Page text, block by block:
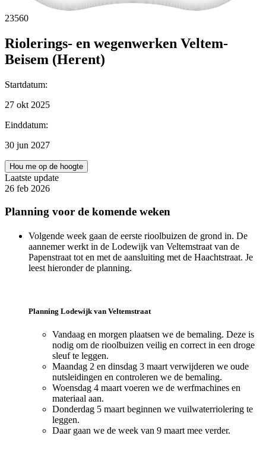
23560
Riolerings- en wegenwerken Veltem-
Beisem (Herent)
Startdatum:
27 okt 2025
Einddatum:
30 jun 2027
Hou me op de hoogte
Laatste update
26 feb 2026
Planning voor de komende weken
Volgende week gaan de eerste rioolbuizen de grond in. De
aannemer werkt in de Lodewijk van Veltemstraat van de
Papenstraat tot en met de aansluiting met de Haachtstraat. Je
leest hieronder de planning.
Planning Lodewijk van Veltemstraat
Vandaag en morgen plaatsen we de bemaling. Deze is
nodig om de rioolbuizen veilig en correct in een droge
sleuf te leggen.
Maandag 2 en dinsdag 3 maart verwijderen we oude
nutsleidingen en controleren we de bemaling.
Woensdag 4 maart voeren we de werfmachines en
materiaal aan.
Donderdag 5 maart beginnen we vuilwaterriolering te
leggen.
Daar gaan we de week van 9 maart mee verder.